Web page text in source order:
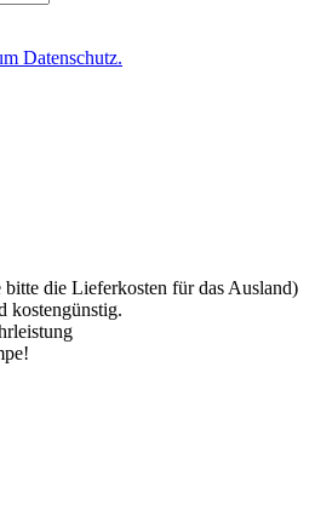
Datenschutz.
die Lieferkosten für das Ausland)
kostengünstig.